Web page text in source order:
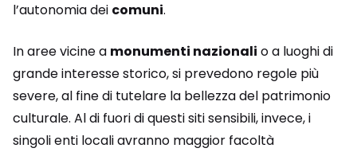
l’autonomia dei comuni.
In aree vicine a monumenti nazionali o a luoghi di
grande interesse storico, si prevedono regole più
severe, al fine di tutelare la bellezza del patrimonio
culturale. Al di fuori di questi siti sensibili, invece, i
singoli enti locali avranno maggior facoltà